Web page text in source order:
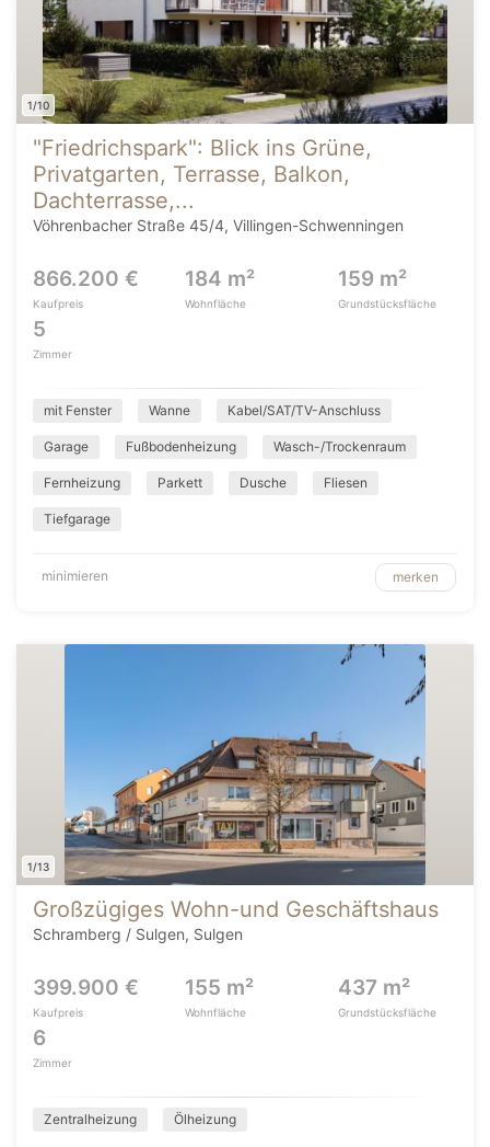
1/10
"Friedrichspark": Blick ins Grüne,
Privatgarten, Terrasse, Balkon,
Dachterrasse,...
Vöhrenbacher Straße 45/4, Villingen-Schwenningen
866.200 €
Kaufpreis
184 m²
Wohnfläche
159 m²
Grundstücksfläche
5
Zimmer
mit Fenster Wanne Kabel/SAT/TV-Anschluss
Garage Fußbodenheizung Wasch-/Trockenraum
Fernheizung Parkett Dusche Fliesen
Tiefgarage
minimieren merken
1/13
Großzügiges Wohn-und Geschäftshaus
Schramberg / Sulgen, Sulgen
399.900 €
Kaufpreis
155 m²
Wohnfläche
437 m²
Grundstücksfläche
6
Zimmer
Zentralheizung Ölheizung